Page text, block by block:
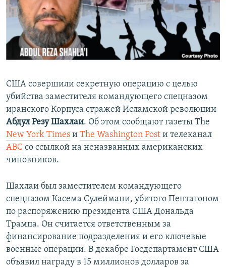
ПОБЕДИТЕЛЕЙ НЕ СУДЯТ?
КРЫМ.НЕПОКОРЕННЫЙ
ELIFBE
ПРИСОЕДИНЯЙТЕСЬ!
Все сайты RFE/RL
США совершили секретную операцию с целью
убийства заместителя командующего спецназом
иранского Корпуса стражей Исламской революции
Абдул Резу Шахлаи. Об этом сообщают газеты The
New York Times и The Washington Post и телеканал
ABC со ссылкой на неназванных американских
чиновников.
Шахлаи был заместителем командующего
спецназом Касема Сулеймани, убитого Пентагоном
по распоряжению президента США Дональда
Трампа. Он считается ответственным за
финансирование подразделения и его ключевые
военные операции. В декабре Госдепартамент США
объявил награду в 15 миллионов долларов за